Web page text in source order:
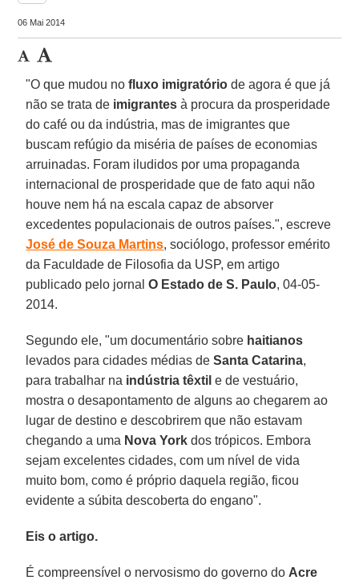
06 Mai 2014
"O que mudou nofluxo imigratório de agora é que já
não se trata de imigrantes à procura da prosperidade
do café ou da indústria, mas de imigrantes que
buscam refúgio da miséria de países de economias
arruinadas. Foram iludidos por uma propaganda
internacional de prosperidade que de fato aqui não
houve nem há na escala capaz de absorver
excedentes populacionais de outros países.", escreve
José de Souza Martins, sociólogo, professor emérito
da Faculdade de Filosofia da USP, em artigo
publicado pelo jornalO Estado de S. Paulo, 04-05-
2014.
Segundo ele, "um documentário sobre haitianos
levados para cidades médias deSanta Catarina,
para trabalhar na indústria têxtil e de vestuário,
mostra o desapontamento de alguns ao chegarem ao
lugar de destino e descobrirem que não estavam
chegando a uma Nova York dos trópicos. Embora
sejam excelentes cidades, com um nível de vida
muito bom, como é próprio daquela região, ficou
evidente a súbita descoberta do engano".
Eis o artigo.
É compreensível o nervosismo do governo do Acre